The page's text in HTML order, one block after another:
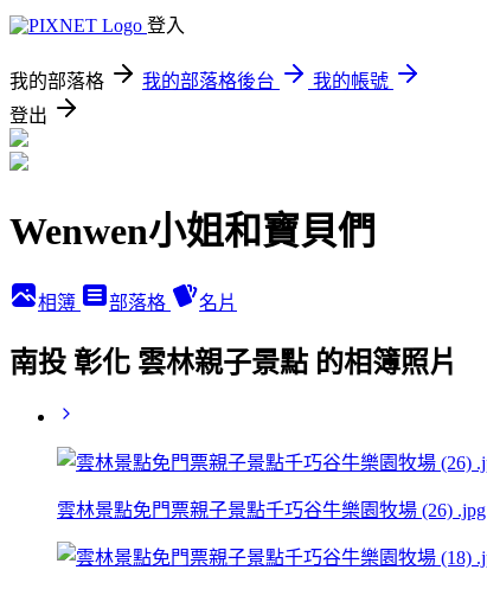
登入
我的部落格 我的部落格後台
我的帳號
登出
Wenwen小姐和寶貝們
相簿 部落格 名片
南投 彰化 雲林親子景點 的相簿照片
雲林景點免門票親子景點千巧谷牛樂園牧場 (26) .jpg